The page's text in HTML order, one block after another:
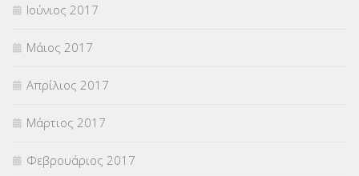
Ιούνιος 2017
Μάιος 2017
Απρίλιος 2017
Μάρτιος 2017
Φεβρουάριος 2017